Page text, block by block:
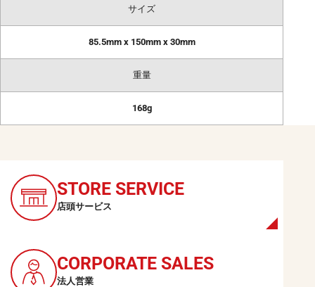
サイズ
85.5mm x 150mm x 30mm
重量
168g
Loupedeckに関する
お問い合わせはこちら
STORE SERVICE
店頭サービス
CORPORATE SALES
法人営業